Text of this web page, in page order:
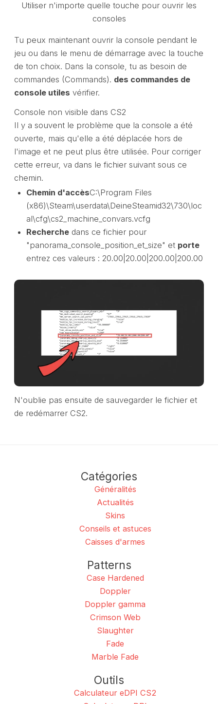
Utiliser n'importe quelle touche pour ouvrir les
consoles
Tu peux maintenant ouvrir la console pendant le
jeu ou dans le menu de démarrage avec la touche
de ton choix. Dans la console, tu as besoin de
commandes (Commands). des commandes de
console utiles vérifier.
Console non visible dans CS2
Il y a souvent le problème que la console a été
ouverte, mais qu'elle a été déplacée hors de
l'image et ne peut plus être utilisée. Pour corriger
cette erreur, va dans le fichier suivant sous ce
chemin.
Chemin d'accèsC:\Program Files
(x86)\Steam\userdata\DeineSteamid32\730\loc
al\cfg\cs2_machine_convars.vcfg
Recherchedans ce fichier pour
"panorama_console_position_et_size" et porte
entrez ces valeurs : 20.00|20.00|200.00|200.00
N'oublie pas ensuite de sauvegarder le fichier et
de redémarrer CS2.
Catégories
Généralités
Actualités
Skins
Conseils et astuces
Caisses d'armes
Patterns
Case Hardened
Doppler
Doppler gamma
Crimson Web
Slaughter
Fade
Marble Fade
Outils
Calculateur eDPI CS2